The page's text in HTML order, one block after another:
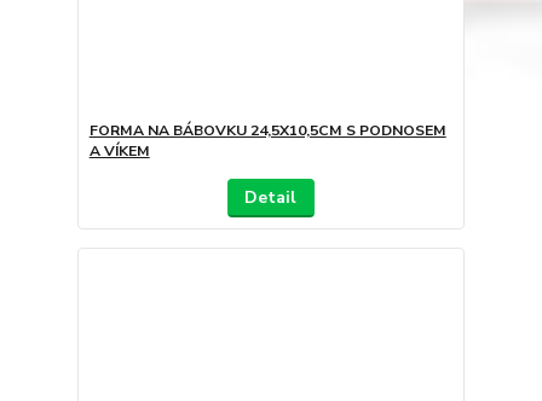
FORMA NA BÁBOVKU 24,5X10,5CM S PODNOSEM
A VÍKEM
Detail